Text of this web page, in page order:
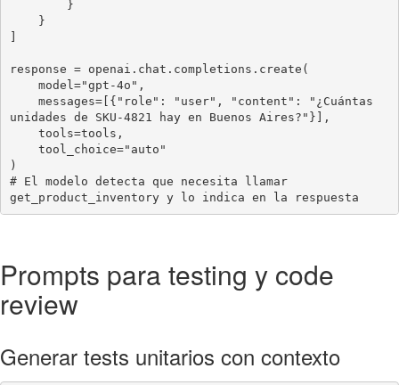
]
response = openai.chat.completions.create(
unidades de SKU-4821 hay en Buenos Aires?"}],
)
# El modelo detecta que necesita llamar
get_product_inventory y lo indica en la respuesta
Prompts para testing y code
review
Generar tests unitarios con contexto